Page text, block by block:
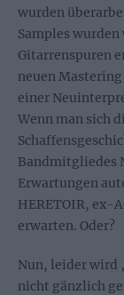
wurden
Samples
Gitarrenspuren
neuen
einer
Wenn man sich
Bandmitgliedes
Erwartungen
HERETOIR, ex-
erwarten. Oder?
Nun, leider wird
nicht gänzlich